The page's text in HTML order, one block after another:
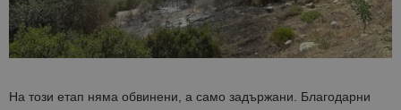
На този етап няма обвинени, а само задържани. Благодарни